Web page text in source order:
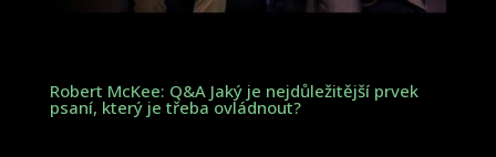
Robert McKee: Q&A Jaký je nejdůležitější prvek
psaní, který je třeba ovládnout?